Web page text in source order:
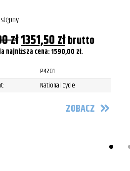
złPierwotna
cena
wynosiła:
1590,00 zł.
1351,50złAktualna
cena
1351,50 zł.
brutto
najniższa cena:1590,00 zł.
P4201
National Cycle
ZOBACZ